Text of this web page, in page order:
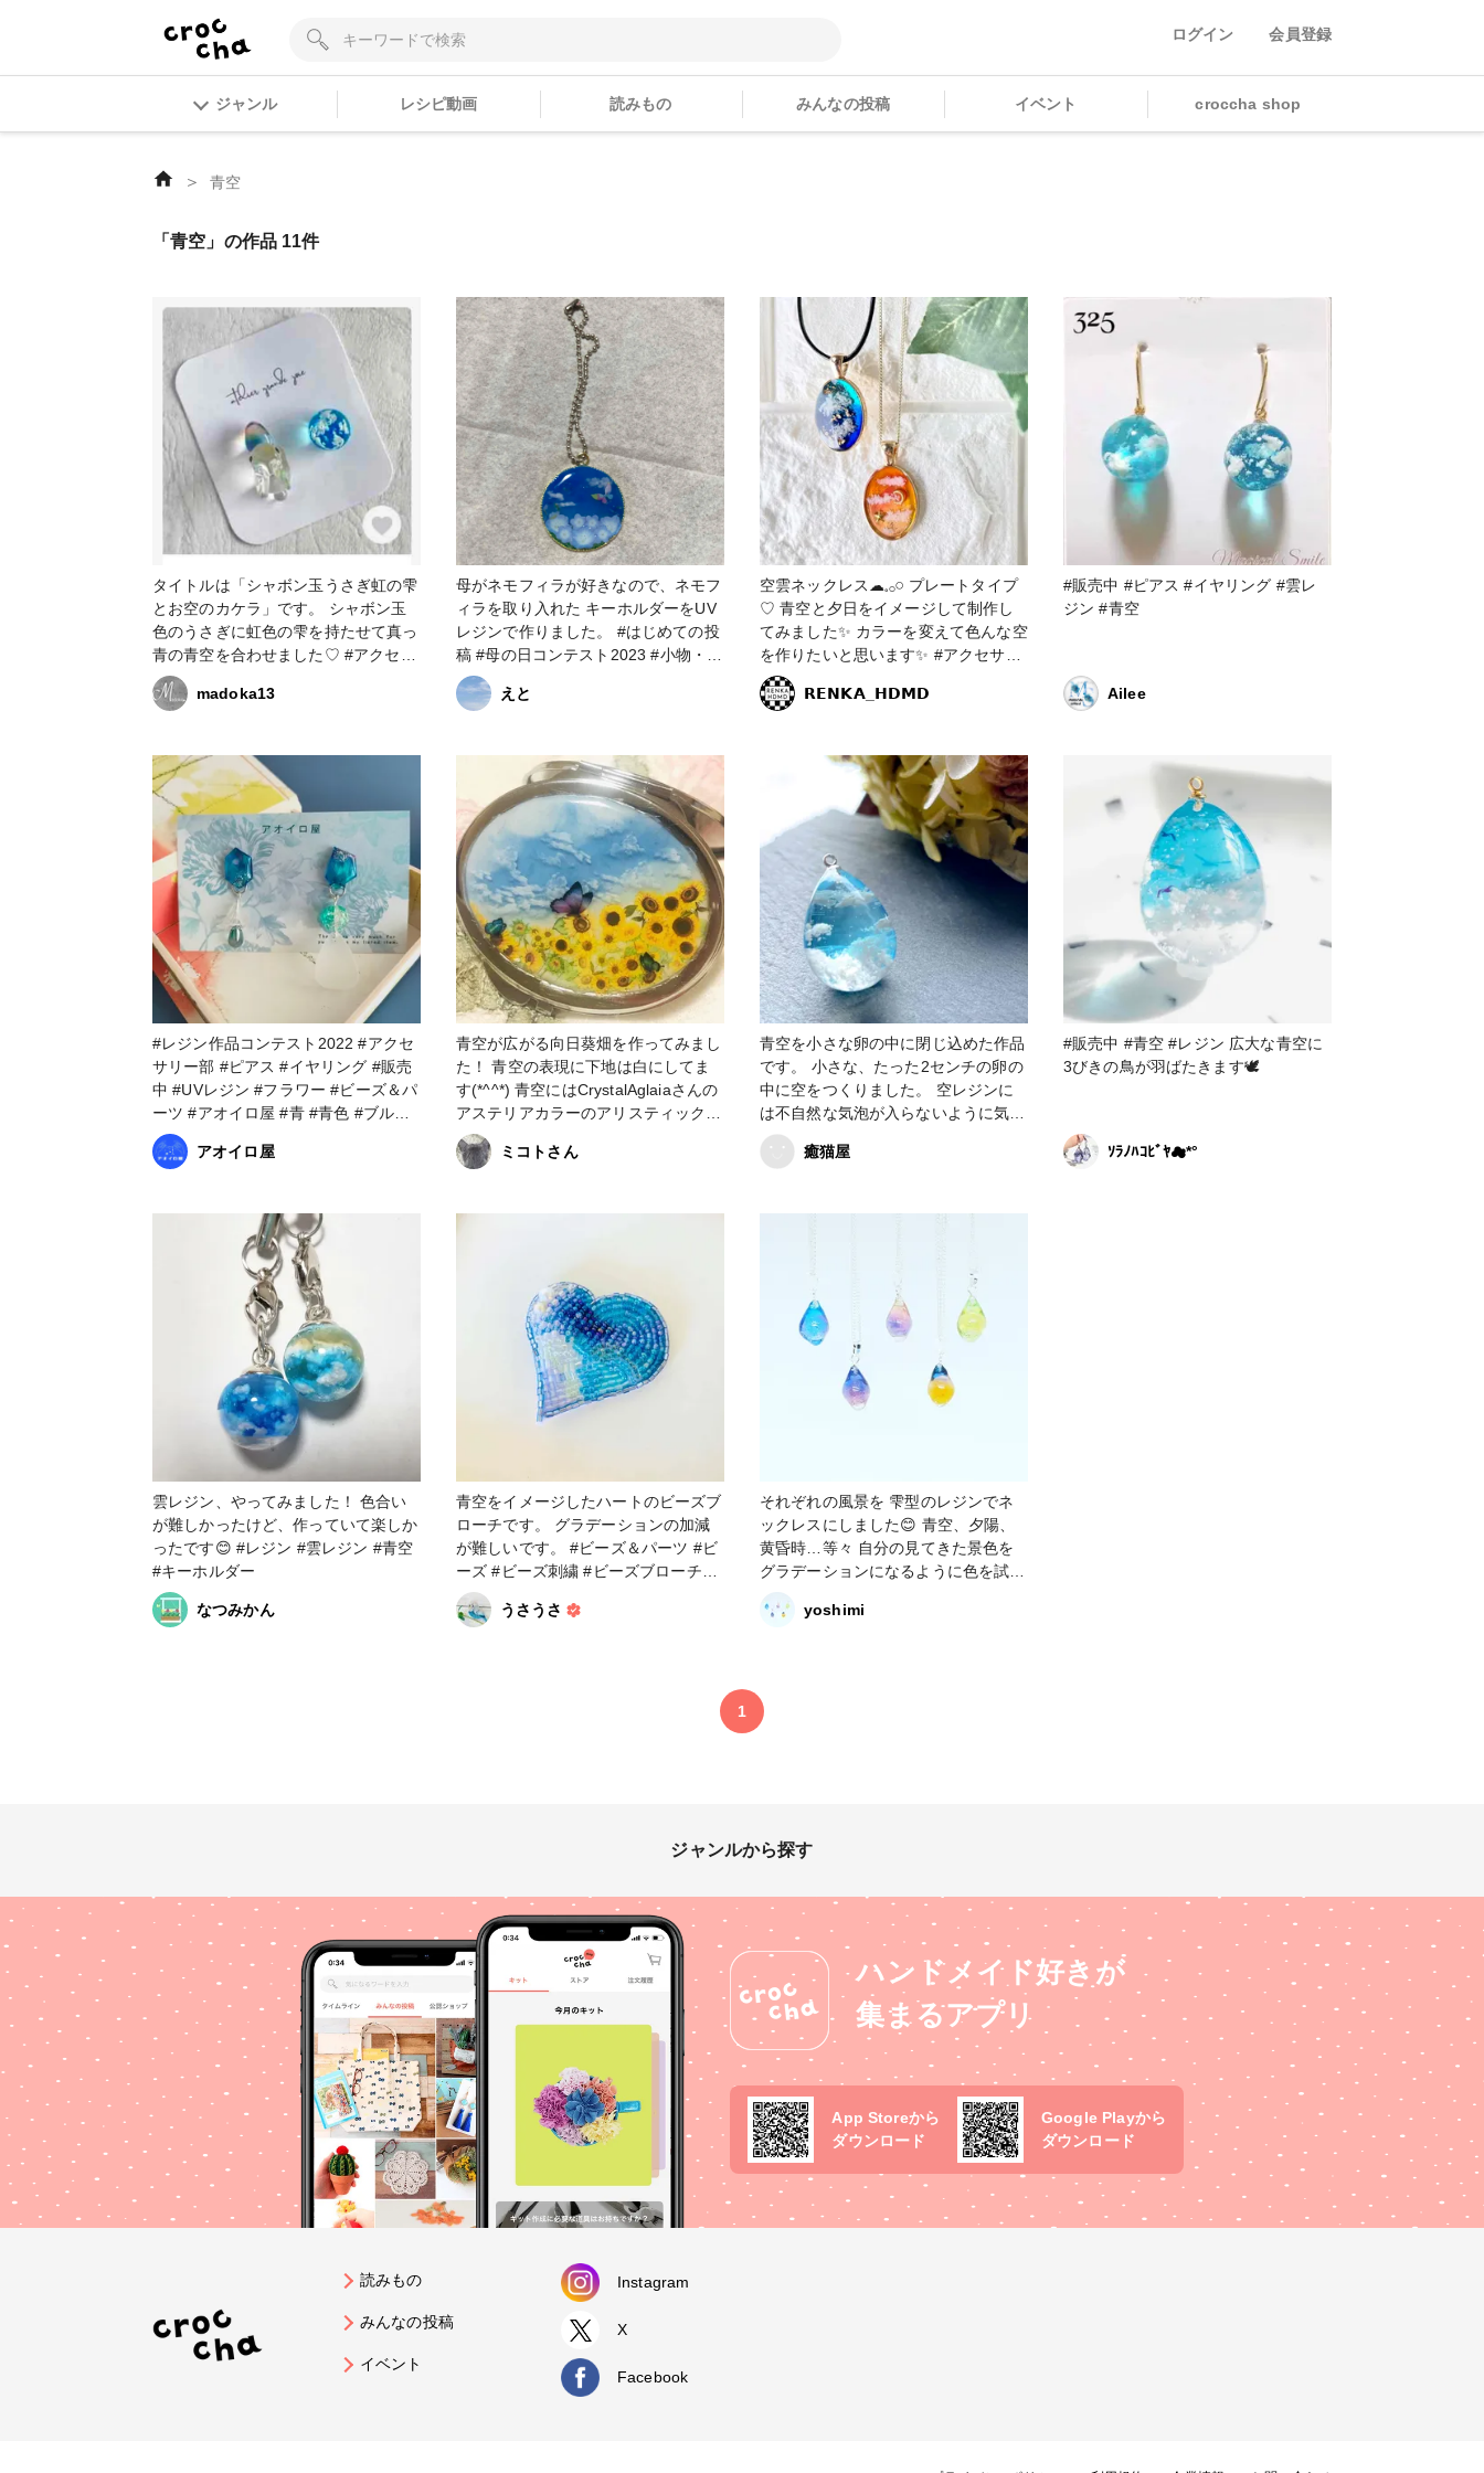
ログイン 会員登録
ジャンル レシピ動画 読みもの みんなの投稿 イベント croccha shop
＞ 青空
「青空」の作品 11件
タイトルは「シャボン玉うさぎ虹の雫
とお空のカケラ」です。 シャボン玉
色のうさぎに虹色の雫を持たせて真っ
青の青空を合わせました♡ #アクセサ
リー部 #ピアス #イヤリング #うさ
ぎ #虹色 #青空
madoka13
母がネモフィラが好きなので、ネモフ
ィラを取り入れた キーホルダーをUV
レジンで作りました。 #はじめての投
稿 #母の日コンテスト2023 #小物・雑
えと
空雲ネックレス☁𓈒𓂂𓏸 プレートタイプ
♡ 青空と夕日をイメージして制作し
てみました✨ カラーを変えて色んな空
を作りたいと思います✨ #アクセサリ
ー部 #ネックレス #販売中 #空 #雲 #
レジン #レジンアクセサリー #レジン
#ハンドメイドアクセサリー #ハンド
メイド #レジンエキスパート講座認定
𝗥𝗘𝗡𝗞𝗔_𝗛𝗗𝗠𝗗
#販売中 #ピアス #イヤリング #雲レ
ジン #青空
Ailee
#レジン作品コンテスト2022 #アクセ
サリー部 #ピアス #イヤリング #販売
中 #UVレジン #フラワー #ビーズ＆パ
ーツ #アオイロ屋 #青 #青色 #ブルー
#ハンドメイド #ハンドメイド作家
#Minne #販売中 #夏 #夏色 #青空 #空
_partsclub #ファンれぽ_partsclub
アオイロ屋
青空が広がる向日葵畑を作ってみまし
た！ 青空の表現に下地は白にしてま
す(*^^*) 青空にはCrystalAglaiaさんの
アステリアカラーのアリスティックブ
ルーとディバインブルーを使用して表
現しています☆ #UVレジン #レジン #
ミコトさん
青空を小さな卵の中に閉じ込めた作品
です。 小さな、たった2センチの卵の
中に空をつくりました。 空レジンに
は不自然な気泡が入らないように気を
つけて作っていますが、こちらのレジ
ン液は気泡抜けが良く、作りやすかっ
癒猫屋
#販売中 #青空 #レジン 広大な青空に
3びきの鳥が羽ばたきます🕊
ｿﾗﾉﾊｺﾋﾞﾔ☁*°
雲レジン、やってみました！ 色合い
が難しかったけど、作っていて楽しか
ったです😊 #レジン #雲レジン #青空
#キーホルダー
なつみかん
青空をイメージしたハートのビーズブ
ローチです。 グラデーションの加減
が難しいです。 #ビーズ＆パーツ #ビ
ーズ #ビーズ刺繍 #ビーズブローチ
#2021新春投稿キャンペーン #空 #青
空 #ファンれぽ_Tokaiグループ #ファ
うさうさ
それぞれの風景を 雫型のレジンでネ
ックレスにしました😊 青空、夕陽、
黄昏時…等々 自分の見てきた景色を
グラデーションになるように色を試行
しく作品が作れました🌈 いつもコメ
ックレス #雫 #グラデーション #
yoshimi
1
ジャンルから探す
ハンドメイド好きが
集まるアプリ
App Storeから
ダウンロード
Google Playから
ダウンロード
読みもの
みんなの投稿
イベント
Instagram
X
Facebook